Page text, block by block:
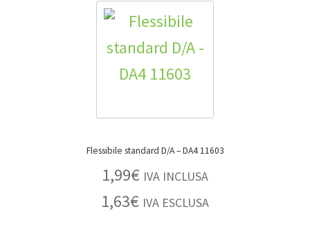
Flessibile standard D/A – DA4 11603
1,99€ IVA INCLUSA
1,63€ IVA ESCLUSA